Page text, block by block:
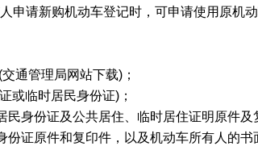
申请新购机动车登记时，可申请使用原机动
通管理局网站下载)；
或临时居民身份证)；
身份证及公共居住、临时居住证明原件及
证原件和复印件，以及机动车所有人的书